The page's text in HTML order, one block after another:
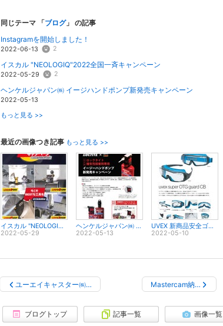
同じテーマ 「ブログ」 の記事
Instagramを開始しました！
2022-06-13 2
イスカル "NEOLOGIQ"2022全国一斉キャンペーン
2022-05-29 2
ヘンケルジャパン㈱ イージハンドポンプ新発売キャンペーン
2022-05-13
もっと見る >>
最近の画像つき記事 もっと見る >>
イスカル "NEOLOGIQ"2022全国一斉キャンペーン
2022-05-29
ヘンケルジャパン㈱ イージハンドポンプ新発売キャンペーン
2022-05-13
UVEX 新商品安全ゴーグル特集
2022-05-10
ユーエイキャスター㈱… Mastercam納…
ブログトップ 記事一覧 画像一覧